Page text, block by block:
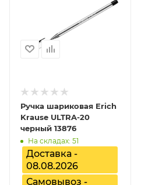
Ручка шариковая Erich
Krause ULTRA-20
черный 13876
На складах: 51
Доставка -
08.08.2026
Самовывоз -